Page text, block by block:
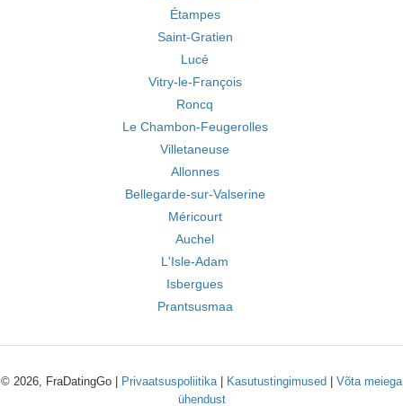
Étampes
Saint-Gratien
Lucé
Vitry-le-François
Roncq
Le Chambon-Feugerolles
Villetaneuse
Allonnes
Bellegarde-sur-Valserine
Méricourt
Auchel
L'Isle-Adam
Isbergues
Prantsusmaa
© 2026, FraDatingGo | Privaatsuspoliitika| Kasutustingimused
Võta meiega
ühendust